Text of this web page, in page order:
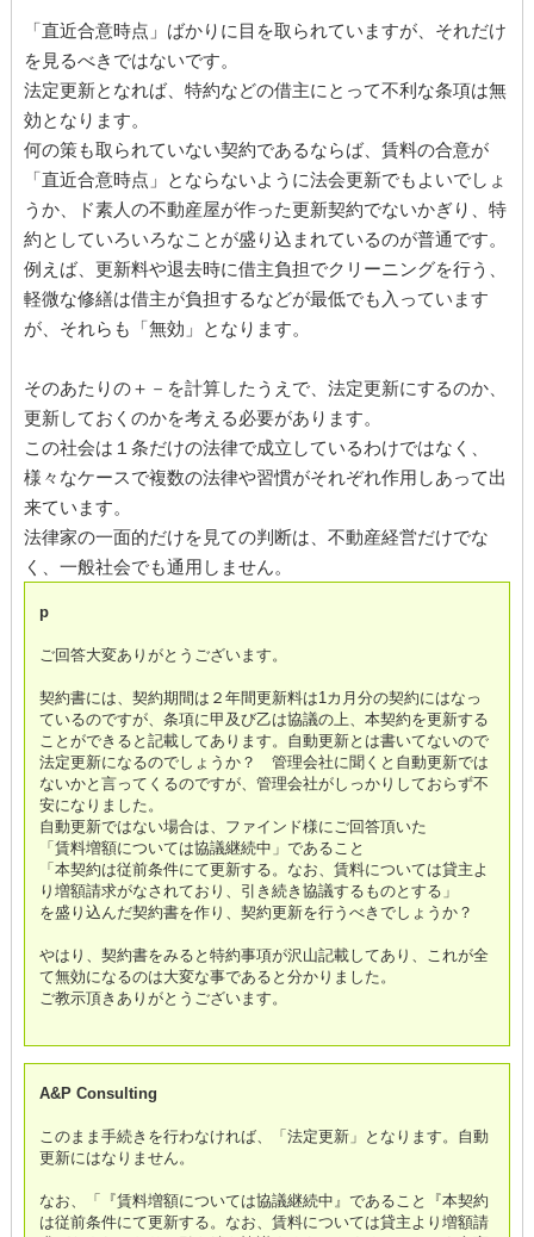
「直近合意時点」ばかりに目を取られていますが、それだけ
を見るべきではないです。
法定更新となれば、特約などの借主にとって不利な条項は無
効となります。
何の策も取られていない契約であるならば、賃料の合意が
「直近合意時点」とならないように法会更新でもよいでしょ
うか、ド素人の不動産屋が作った更新契約でないかぎり、特
約としていろいろなことが盛り込まれているのが普通です。
例えば、更新料や退去時に借主負担でクリーニングを行う、
軽微な修繕は借主が負担するなどが最低でも入っています
が、それらも「無効」となります。
そのあたりの＋－を計算したうえで、法定更新にするのか、
更新しておくのかを考える必要があります。
この社会は１条だけの法律で成立しているわけではなく、
様々なケースで複数の法律や習慣がそれぞれ作用しあって出
来ています。
法律家の一面的だけを見ての判断は、不動産経営だけでな
く、一般社会でも通用しません。
p
ご回答大変ありがとうございます。
契約書には、契約期間は２年間更新料は1カ月分の契約にはなっ
ているのですが、条項に甲及び乙は協議の上、本契約を更新する
ことができると記載してあります。自動更新とは書いてないので
法定更新になるのでしょうか？ 管理会社に聞くと自動更新では
ないかと言ってくるのですが、管理会社がしっかりしておらず不
安になりました。
自動更新ではない場合は、ファインド様にご回答頂いた
「賃料増額については協議継続中」であること
「本契約は従前条件にて更新する。なお、賃料については貸主よ
り増額請求がなされており、引き続き協議するものとする」
を盛り込んだ契約書を作り、契約更新を行うべきでしょうか？
やはり、契約書をみると特約事項が沢山記載してあり、これが全
て無効になるのは大変な事であると分かりました。
ご教示頂きありがとうございます。
A&P Consulting
このまま手続きを行わなければ、「法定更新」となります。自動
更新にはなりません。
なお、「『賃料増額については協議継続中』であること『本契約
は従前条件にて更新する。なお、賃料については貸主より増額請